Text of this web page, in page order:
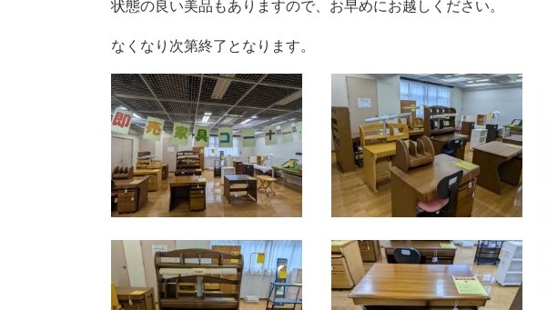
状態の良い美品もありますので、お早めにお越しください。
なくなり次第終了となります。